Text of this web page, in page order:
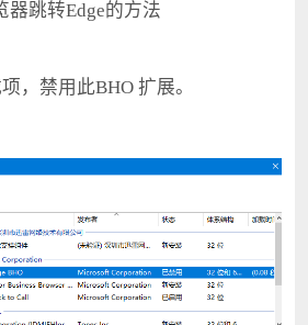
跳转Edge的方法
禁用此BHO 扩展。